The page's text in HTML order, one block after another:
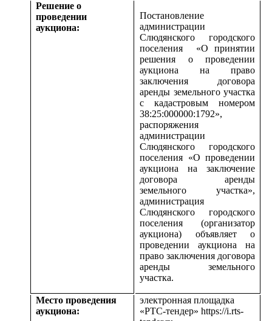
Решение о
проведении
аукциона:
Постановление
администрации
Слюдянского городского
поселения
«О принятии
решения о проведении
аукциона на право
заключения договора
аренды земельного участка
с кадастровым номером
38:25:000000:1792»,
распоряжения
администрации
Слюдянского городского
поселения «О проведении
аукциона на заключение
договора аренды
земельного участка»,
администрация
Слюдянского городского
поселения (организатор
аукциона) объявляет о
проведении аукциона на
право заключения договора
аренды земельного
участка.
Место проведения
аукциона:
электронная площадка
«РТС-тендер» https://i.rts-